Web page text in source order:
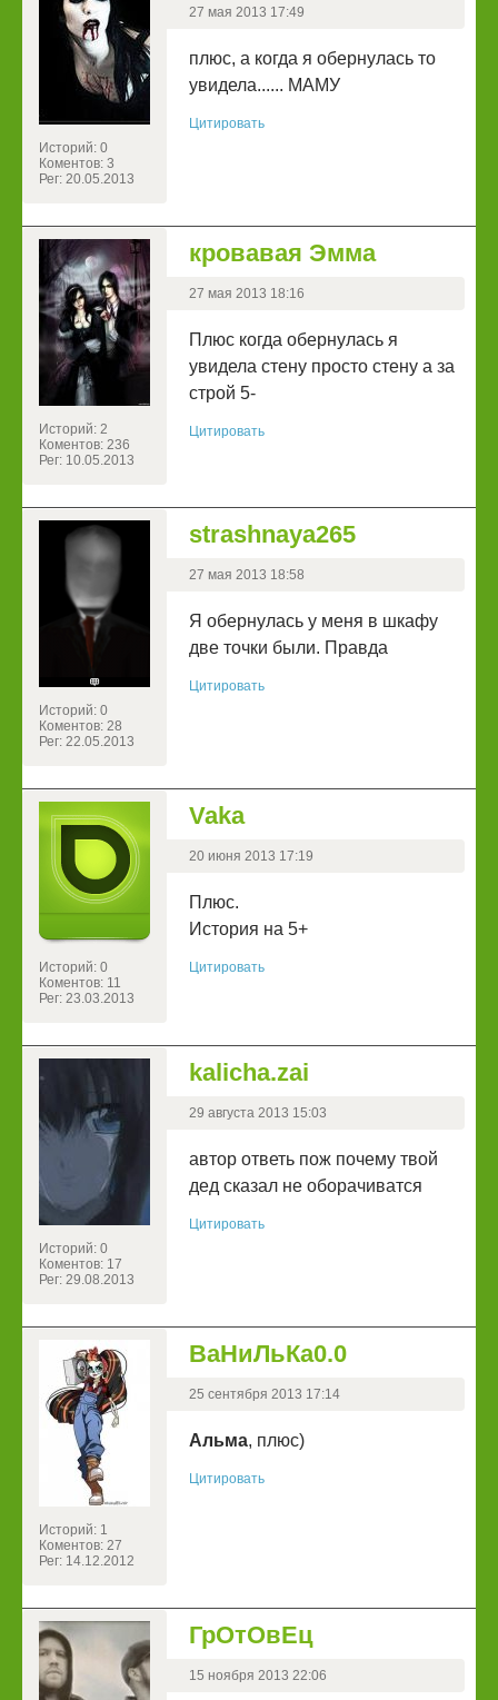
Историй: 0
Коментов: 3
Рег: 20.05.2013
27 мая 2013 17:49
плюс, а когда я обернулась то
увидела...... МАМУ
Цитировать
Историй: 2
Коментов: 236
Рег: 10.05.2013
кровавая Эмма
27 мая 2013 18:16
Плюс когда обернулась я
увидела стену просто стену а за
строй 5-
Цитировать
Историй: 0
Коментов: 28
Рег: 22.05.2013
strashnaya265
27 мая 2013 18:58
Я обернулась у меня в шкафу
две точки были. Правда
Цитировать
Историй: 0
Коментов: 11
Рег: 23.03.2013
Vaka
20 июня 2013 17:19
Плюс.
История на 5+
Цитировать
Историй: 0
Коментов: 17
Рег: 29.08.2013
kalicha.zai
29 августа 2013 15:03
автор ответь пож почему твой
дед сказал не оборачиватся
Цитировать
Историй: 1
Коментов: 27
Рег: 14.12.2012
ВаНиЛьКа0.0
25 сентября 2013 17:14
Альма, плюс)
Цитировать
ГрОтОвЕц
15 ноября 2013 22:06